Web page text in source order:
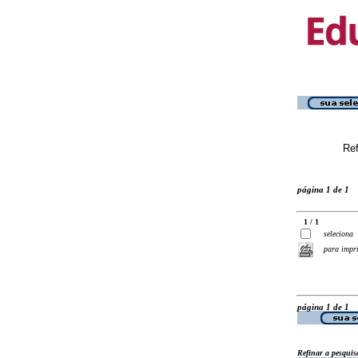
página 1 de 1
1 / 1
seleciona
para
página 1 de 1
Refinar a